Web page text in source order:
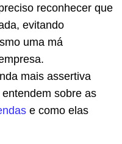
reconhecer que
evitando
uma má
mais assertiva
sobre as
e como elas